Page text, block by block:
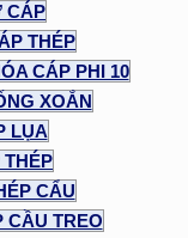
CÁP
THÉP
CÁP PHI 10
XOẮN
LỤA
CẨU
CẦU TREO